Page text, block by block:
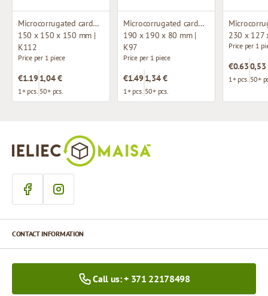
Microcorrugated cardboard box
150 x 150 x 150 mm |
K112
Price per 1 piece
€1.19
1+ pcs.
1,04 €
50+ pcs.
Microcorrugated cardboard box
190 x 190 x 80 mm |
K97
Price per 1 piece
€1.49
1+ pcs.
1,34 €
50+ pcs.
230 x 127
Price per 1
€0.63
1+ pcs.
0,53
50+
CONTACT INFORMATION
Call us: + 371 22178498